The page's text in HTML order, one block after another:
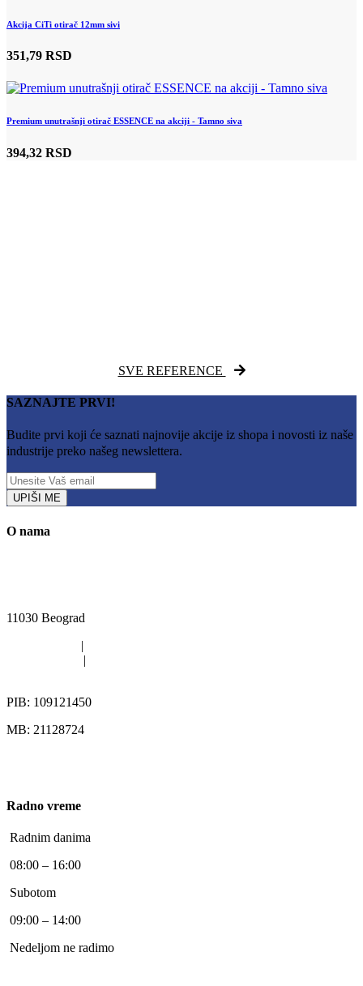
Akcija CiTi otirač 12mm sivi
351,79 RSD
Premium unutrašnji otirač ESSENCE na akciji - Tamno siva
394,32 RSD
SVE REFERENCE
SAZNAJTE PRVI!
Budite prvi koji će saznati najnovije akcije iz shopa i novosti iz naše
industrije preko našeg newslettera.
UPIŠI ME
O nama
11030 Beograd
|
|
PIB: 109121450
MB: 21128724
Radno vreme
Radnim danima
08:00 – 16:00
Subotom
09:00 – 14:00
Nedeljom ne radimo